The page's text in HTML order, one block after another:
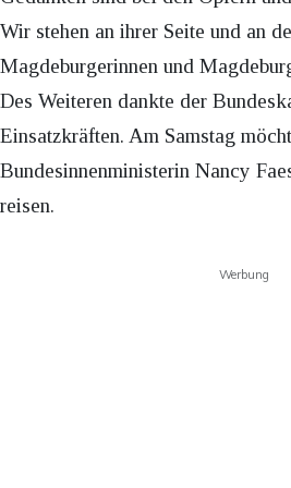
Wir stehen an ihrer Seite und an
Magdeburgerinnen und
Des Weiteren dankte der
Einsatzkräften. Am Samstag
Bundesinnenministerin Nancy
reisen.
Werbung